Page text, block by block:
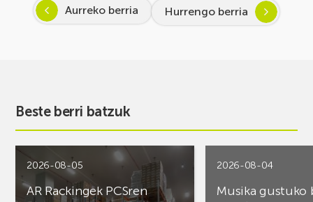
Aurreko berria Hurrengo berria
Beste berri batzuk
2026-08-05
AR Rackingek PCSren
2026-08-04
Musika gustuko